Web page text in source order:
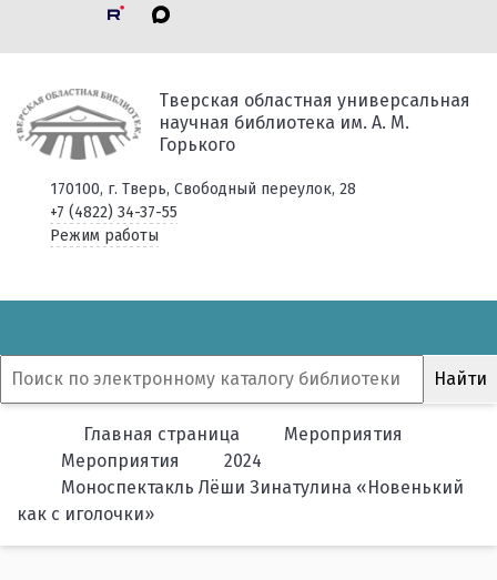
Тверская областная универсальная
научная библиотека им. А. М.
Горького
170100, г. Тверь, Свободный переулок, 28
+7 (4822) 34-37-55
Режим работы
Главная страница
Мероприятия
Мероприятия
2024
Моноспектакль Лёши Зинатулина «Новенький
как с иголочки»